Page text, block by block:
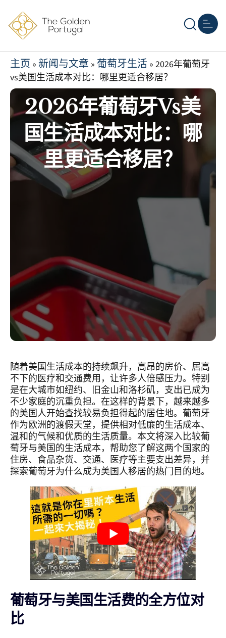
主页 » 新闻与文章 » 葡萄牙生活 » 2026年葡萄牙
vs美国生活成本对比：哪里更适合移居？
2026年葡萄牙vs美
国生活成本对比：哪
里更适合移居？
随着美国生活成本的持续飙升，高昂的房价、居高
不下的医疗和交通费用，让许多人倍感压力。特别
是在大城市如纽约、旧金山和洛杉矶，支出已成为
不少家庭的沉重负担。在这样的背景下，越来越多
的美国人开始查找较易负担得起的居住地。葡萄牙
作为欧洲的渡假天堂，提供相对低廉的生活成本、
温和的气候和优质的生活质量。本文将深入比较葡
萄牙与美国的生活成本，帮助您了解这两个国家的
住房、食品杂货、交通、医疗等主要支出差异，并
探索葡萄牙为什么成为美国人移居的热门目的地。
葡萄牙与美国生活费的全方位对
比